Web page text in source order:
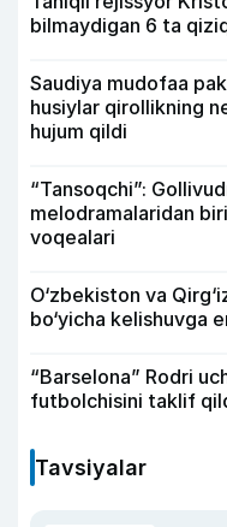
bilmaydigan 6 ta
Saudiya mudofaa
husiylar qirollikning
hujum qildi
“Tansoqchi”:
melodramalaridan
voqealari
O‘zbekiston va
bo‘yicha kelishuvga
“Barselona” Rodri
futbolchisini taklif
Tavsiyalar